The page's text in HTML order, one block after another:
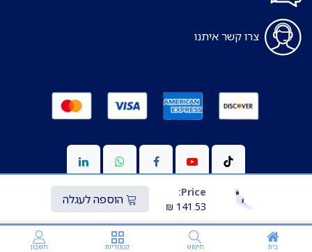
Price:
141.53
₪ הוספה לעגלה
בית חיפוש קטגוריות חשבון
צרו קשר איתנו
מופעל ע"י
Transparo.io